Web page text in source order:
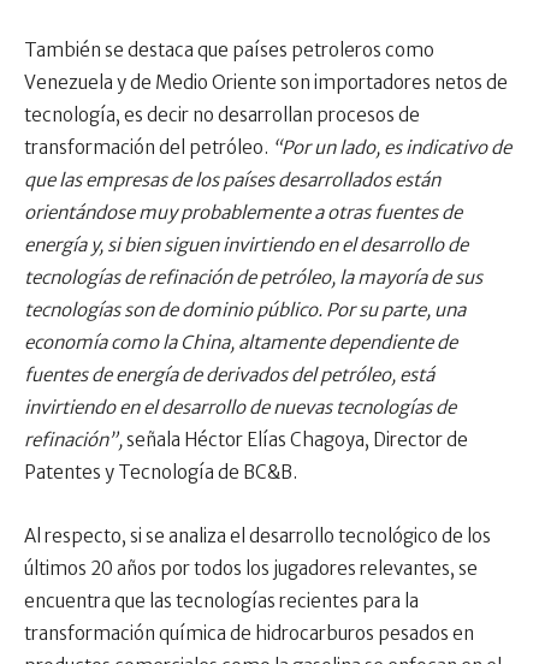
También se destaca que países petroleros como
Venezuela y de Medio Oriente son importadores netos de
tecnología, es decir no desarrollan procesos de
transformación del petróleo. “Por un lado, es indicativo de
que las empresas de los países desarrollados están
orientándose muy probablemente a otras fuentes de
energía y, si bien siguen invirtiendo en el desarrollo de
tecnologías de refinación de petróleo, la mayoría de sus
tecnologías son de dominio público. Por su parte, una
economía como la China, altamente dependiente de
fuentes de energía de derivados del petróleo, está
invirtiendo en el desarrollo de nuevas tecnologías de
refinación”,señala Héctor Elías Chagoya, Director de
Patentes y Tecnología de BC&B.
Al respecto, si se analiza el desarrollo tecnológico de los
últimos 20 años por todos los jugadores relevantes, se
encuentra que las tecnologías recientes para la
transformación química de hidrocarburos pesados en